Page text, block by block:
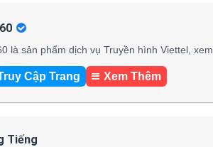
là sản phẩm dịch vụ Truyền hình Viettel,
Cập Trang Xem Thêm
Tiếng